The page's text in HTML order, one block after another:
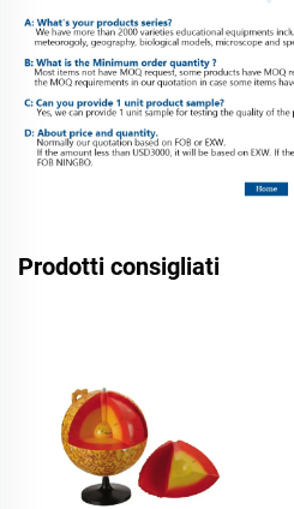
Prodotti consigliati